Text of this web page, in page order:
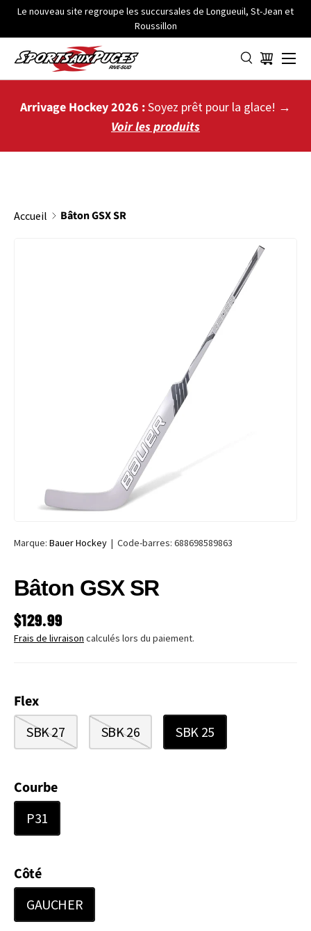
ALLER AU CONTENU
Le nouveau site regroupe les succursales de Longueuil, St-Jean et
Roussillon
Panier
Menu
Arrivage Hockey 2026 :Soyez prêt pour la glace! →
Voir les produits
Accueil Bâton GSX SR
PASSER AUX INFORMATIONS PRODUITS
Marque: Bauer Hockey | Code-barres: 688698589863
Bâton GSX SR
PRIX HABITUEL
$129.99
Frais de livraison calculés lors du paiement.
Flex
SBK 27 SBK 26 SBK 25
Courbe
P31
Côté
GAUCHER